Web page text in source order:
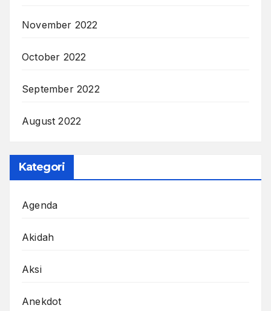
November 2022
October 2022
September 2022
August 2022
Kategori
Agenda
Akidah
Aksi
Anekdot